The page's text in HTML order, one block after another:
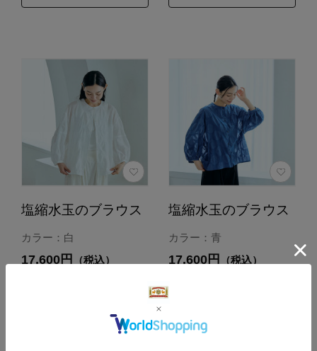
塩縮水玉のブラウス
カラー：白
17,600円 （税込）
カートに入れる
塩縮水玉のブラウス
カラー：青
17,600円 （税込）
カートに入れる